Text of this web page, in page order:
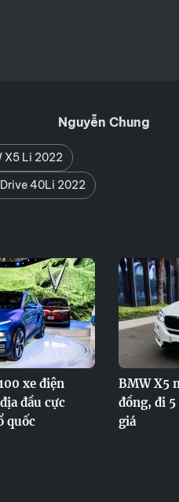
Nguyễn Chung
X5 Li 2022
40Li 2022
xe điện
đầu cực
quốc
BMW X5
đồng, đi
giá